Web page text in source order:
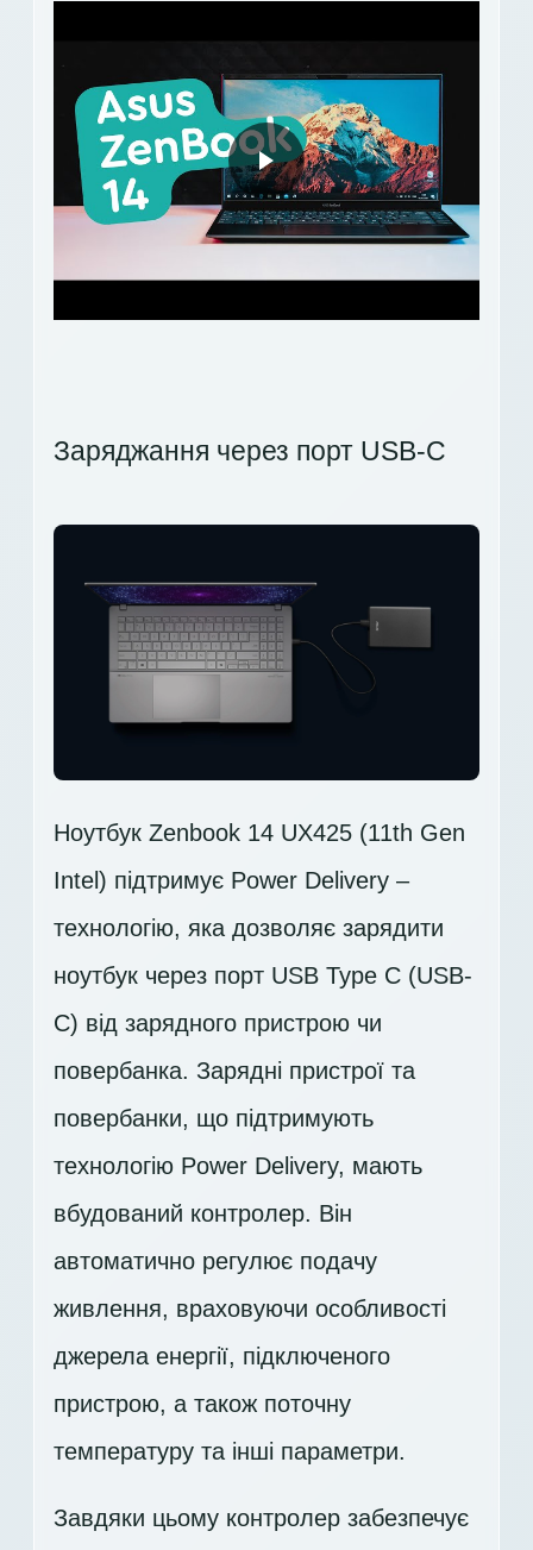
Заряджання через порт USB-C
Ноутбук Zenbook 14 UX425 (11th Gen
Intel) підтримує Power Delivery –
технологію, яка дозволяє зарядити
ноутбук через порт USB Type C (USB-
C) від зарядного пристрою чи
повербанка. Зарядні пристрої та
повербанки, що підтримують
технологію Power Delivery, мають
вбудований контролер. Він
автоматично регулює подачу
живлення, враховуючи особливості
джерела енергії, підключеного
пристрою, а також поточну
температуру та інші параметри.
Завдяки цьому контролер забезпечує